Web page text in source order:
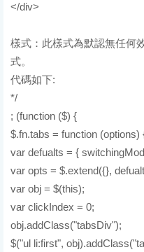
</div>
樣式：此樣式為默認無任何
式。
代碼如下:
*/
; (function ($) {
$.fn.tabs = function (options)
var defualts = {
var opts = $.extend({},
var obj = $(this);
var clickIndex = 0;
obj.addClass("tabsDiv");
$("ul li:first",